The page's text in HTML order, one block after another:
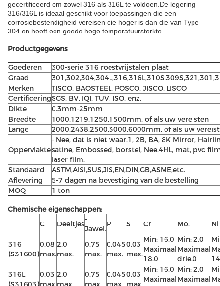
gecertificeerd om zowel 316 als 316L te voldoen.De legering
316/316L is ideaal geschikt voor toepassingen die een
corrosiebestendigheid vereisen die hoger is dan die van Type
304 en heeft een goede hoge temperatuursterkte.
Productgegevens
Goederen
300-serie 316 roestvrijstalen plaat
Graad
Merken
TISCO, BAOSTEEL, POSCO, JISCO, LISCO
CertificeringSGS, BV, IQI, TUV, ISO, enz.
Dikte
0.3mm-25mm
Breedte
1000,1219,1250,1500mm, of als uw vereisten
Lange
2000,2438,2500,3000,6000mm, of als uw
Oppervlakte
- Nee, dat is niet waar.1, 2B, BA, 8K Mirror,
satine, Embossed, borstel, Nee.4HL, mat, pvc
laser film.
Standaard
ASTM,AISI,SUS,JIS,EN,DIN,GB,ASME,etc.
Aflevering
5-7 dagen na bevestiging van de bestelling
MOQ
1 ton
Chemische eigenschappen:
C
Deeltjes
-
Jawel.
P S Cr Mo. Ni
316
(S31600)
0.08
max.
2.0
max.
0.75
max.
0.045
max.
0.03
max.
Min: 16.0
Maximaal
18.0
Min: 2.0
Maximaal
drie.0
316L
(S31603)
0.03
max.
2.0
max.
0.75
max.
0.045
max.
0.03
max.
Min: 16.0
Maximaal
Min: 2.0
Maximaal